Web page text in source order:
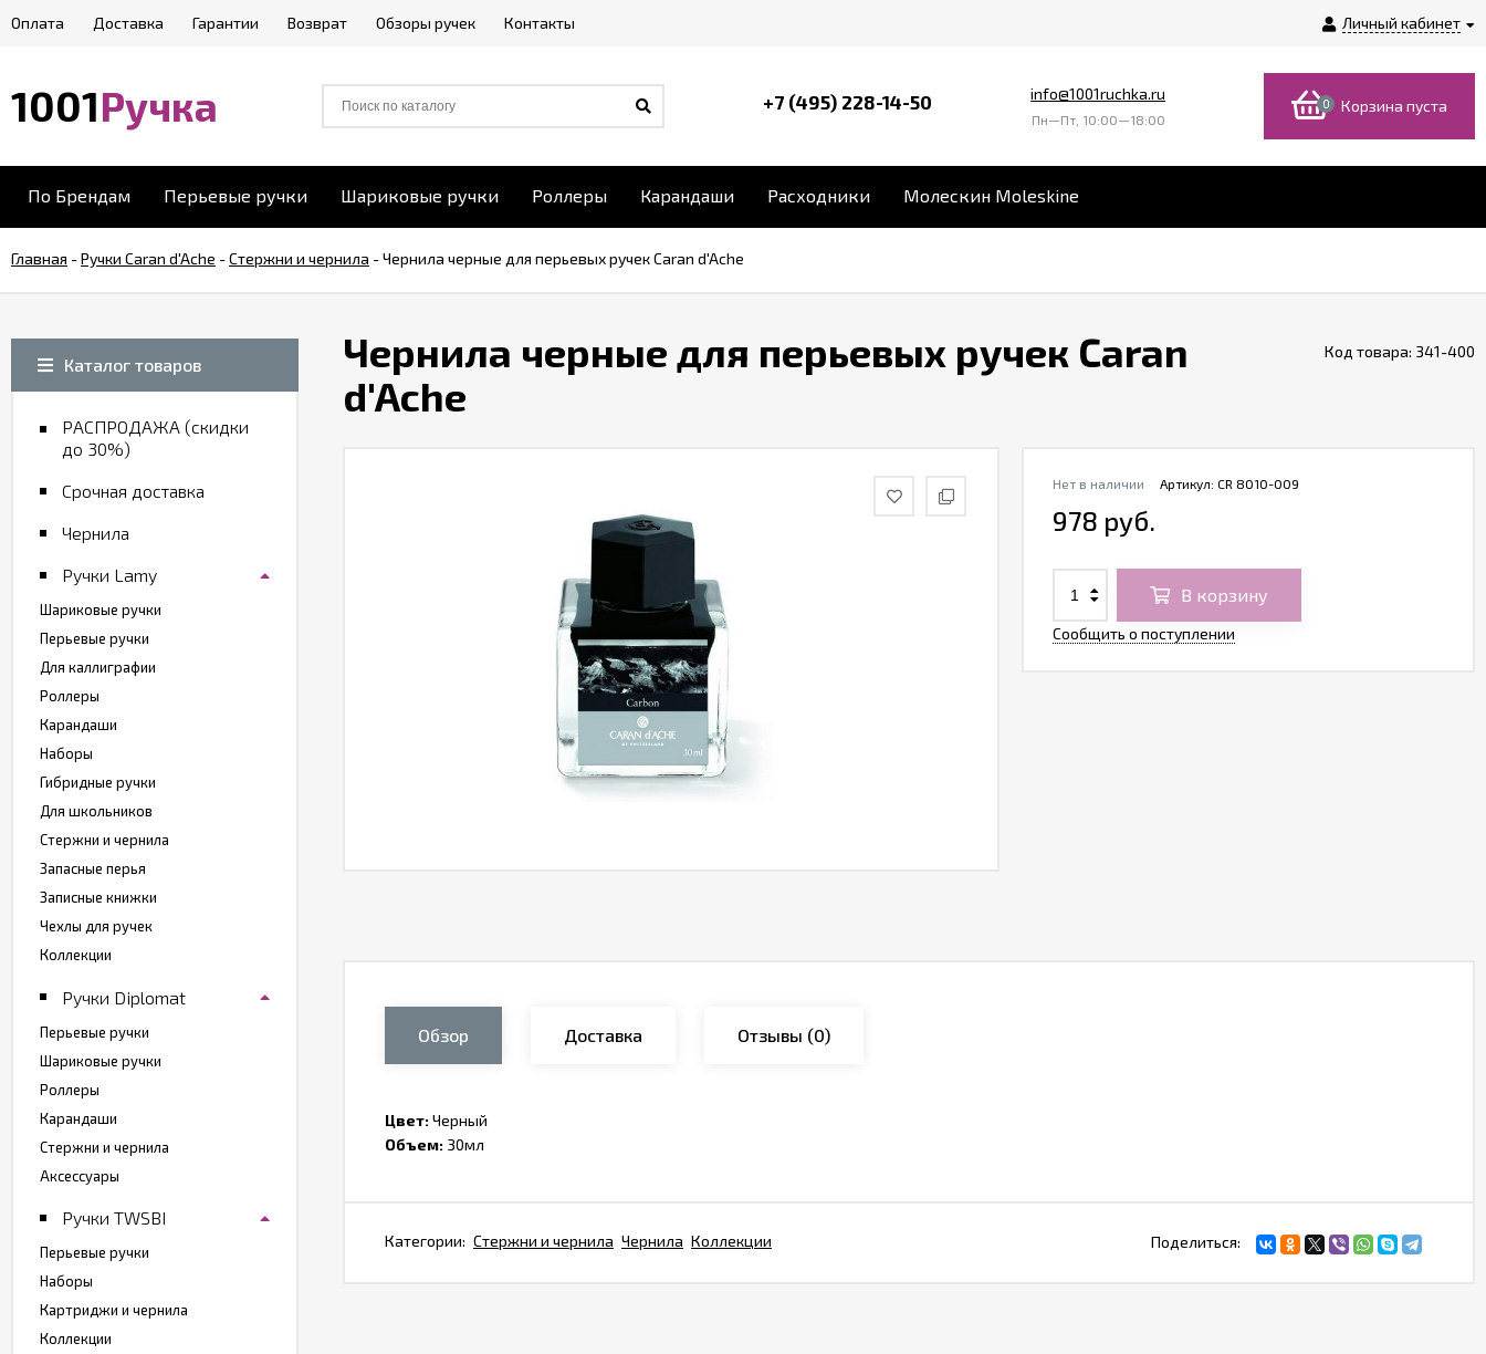
Личный кабинет
Оплата Доставка Гарантии Возврат Обзоры ручек Контакты
1001Ручка +7 (495) 228-14-50 info@1001ruchka.ru
Пн—Пт, 10:00—18:00
0 Корзина пуста
По Брендам Перьевые ручки Шариковые ручки Роллеры Карандаши Расходники Молескин Moleskine
Главная -Ручки Caran d'Ache -Стержни и чернила -Чернила черные для перьевых ручек Caran d'Ache
Чернила черные для перьевых ручек Caran
d'Ache
Код товара: 341-400
Артикул:CR 8010-009
Нет в наличии
978 руб.
В корзину
Сообщить о поступлении
Обзор Доставка Отзывы (0)
Цвет:Черный
Объем: 30мл
Поделиться:
Категории: Стержни и чернила Чернила Коллекции
Каталог товаров
РАСПРОДАЖА (скидки
до 30%)
Срочная доставка
Чернила
Ручки Lamy
Шариковые ручки
Перьевые ручки
Для каллиграфии
Роллеры
Карандаши
Наборы
Гибридные ручки
Для школьников
Стержни и чернила
Запасные перья
Записные книжки
Чехлы для ручек
Коллекции
Ручки Diplomat
Перьевые ручки
Шариковые ручки
Роллеры
Карандаши
Стержни и чернила
Аксессуары
Ручки TWSBI
Перьевые ручки
Наборы
Картриджи и чернила
Коллекции